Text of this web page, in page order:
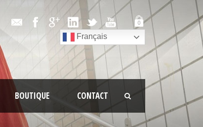
0
Français
BOUTIQUE CONTACT